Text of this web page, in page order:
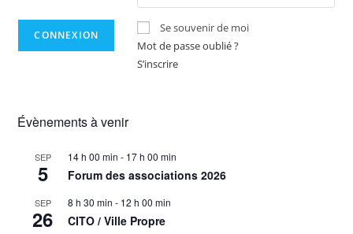
Se souvenir de moi
Mot de passe oublié ?
S’inscrire
Évènements à venir
SEP
5
14 h 00 min - 17 h 00 min
Forum des associations 2026
SEP
26
8 h 30 min - 12 h 00 min
CITO / Ville Propre